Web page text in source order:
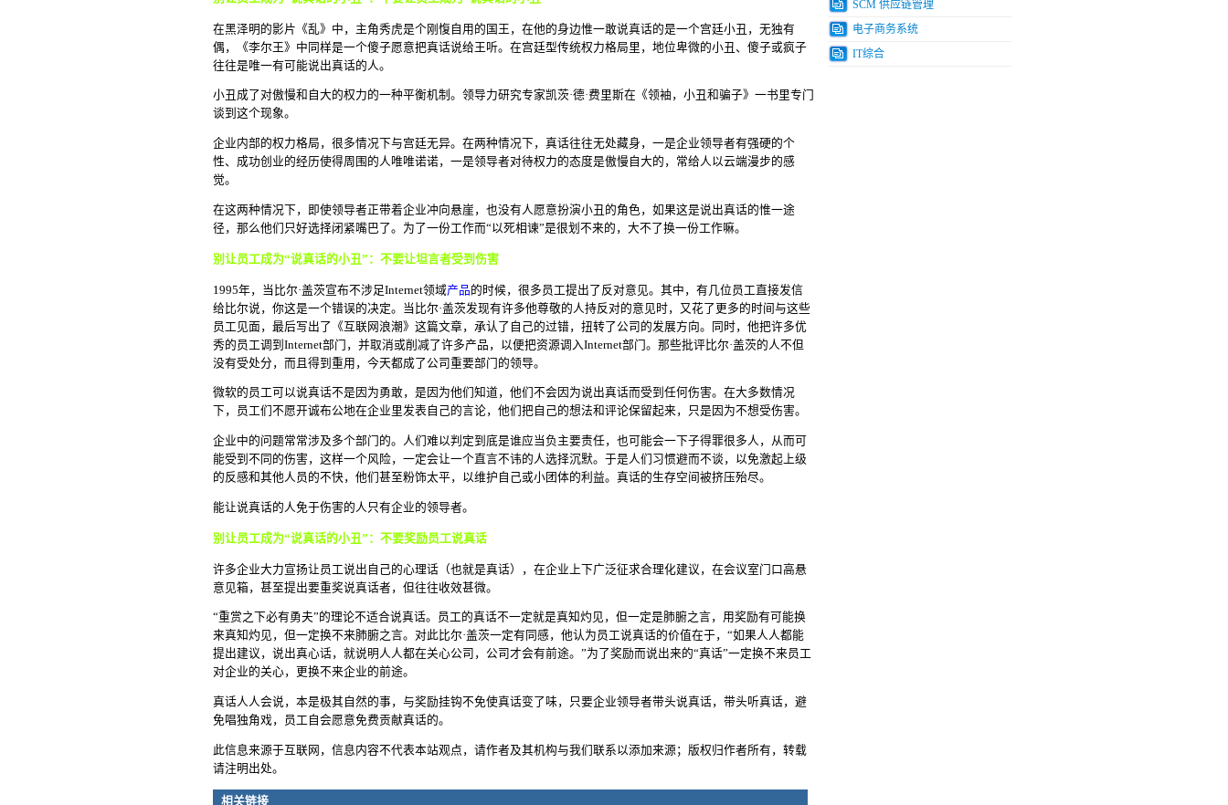
在黑泽明的影片《乱》中，主角秀虎是个刚愎自用的国王，在他的身边惟一敢说真话的是一个宫廷小丑，无独有
偶，《李尔王》中同样是一个傻子愿意把真话说给王听。在宫廷型传统权力格局里，地位卑微的小丑、傻子或疯子
往往是唯一有可能说出真话的人。
小丑成了对傲慢和自大的权力的一种平衡机制。领导力研究专家凯茨·德·费里斯在《领袖，小丑和骗子》一书里专门
谈到这个现象。
企业内部的权力格局，很多情况下与宫廷无异。在两种情况下，真话往往无处藏身，一是企业领导者有强硬的个
性、成功创业的经历使得周围的人唯唯诺诺，一是领导者对待权力的态度是傲慢自大的，常给人以云端漫步的感
觉。
在这两种情况下，即使领导者正带着企业冲向悬崖，也没有人愿意扮演小丑的角色，如果这是说出真话的惟一途
径，那么他们只好选择闭紧嘴巴了。为了一份工作而“以死相谏”是很划不来的，大不了换一份工作嘛。
别让员工成为“说真话的小丑”：不要让坦言者受到伤害
1995年，当比尔·盖茨宣布不涉足Internet领域产品的时候，很多员工提出了反对意见。其中，有几位员工直接发信
给比尔说，你这是一个错误的决定。当比尔·盖茨发现有许多他尊敬的人持反对的意见时，又花了更多的时间与这些
员工见面，最后写出了《互联网浪潮》这篇文章，承认了自己的过错，扭转了公司的发展方向。同时，他把许多优
秀的员工调到Internet部门，并取消或削减了许多产品，以便把资源调入Internet部门。那些批评比尔·盖茨的人不但
没有受处分，而且得到重用，今天都成了公司重要部门的领导。
微软的员工可以说真话不是因为勇敢，是因为他们知道，他们不会因为说出真话而受到任何伤害。在大多数情况
下，员工们不愿开诚布公地在企业里发表自己的言论，他们把自己的想法和评论保留起来，只是因为不想受伤害。
企业中的问题常常涉及多个部门的。人们难以判定到底是谁应当负主要责任，也可能会一下子得罪很多人，从而可
能受到不同的伤害，这样一个风险，一定会让一个直言不讳的人选择沉默。于是人们习惯避而不谈，以免激起上级
的反感和其他人员的不快，他们甚至粉饰太平，以维护自己或小团体的利益。真话的生存空间被挤压殆尽。
能让说真话的人免于伤害的人只有企业的领导者。
别让员工成为“说真话的小丑”：不要奖励员工说真话
许多企业大力宣扬让员工说出自己的心理话（也就是真话），在企业上下广泛征求合理化建议，在会议室门口高悬
意见箱，甚至提出要重奖说真话者，但往往收效甚微。
“重赏之下必有勇夫”的理论不适合说真话。员工的真话不一定就是真知灼见，但一定是肺腑之言，用奖励有可能换
来真知灼见，但一定换不来肺腑之言。对此比尔·盖茨一定有同感，他认为员工说真话的价值在于，“如果人人都能
提出建议，说出真心话，就说明人人都在关心公司，公司才会有前途。”为了奖励而说出来的“真话”一定换不来员工
对企业的关心，更换不来企业的前途。
真话人人会说，本是极其自然的事，与奖励挂钩不免使真话变了味，只要企业领导者带头说真话，带头听真话，避
免唱独角戏，员工自会愿意免费贡献真话的。
此信息来源于互联网，信息内容不代表本站观点，请作者及其机构与我们联系以添加来源；版权归作者所有，转载
请注明出处。
相关链接
SCM 供应链管理
电子商务系统
IT综合